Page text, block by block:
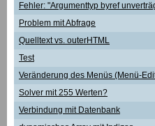
Fehler: "Argumenttyp byref
Problem mit Abfrage
Quelltext vs. outerHTML
Test
Veränderung des Menüs (Menü-
Solver mit 255 Werten?
Verbindung mit Datenbank